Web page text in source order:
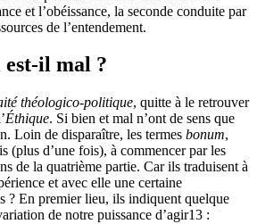
et l’obéissance, la seconde conduite par
de l’entendement.
il mal ?
théologico-politique, quitte à le retrouver
Éthique. Si bien et mal n’ont de sens que
Loin de disparaître, les termes bonum,
(plus d’une fois), à commencer par les
de la quatrième partie. Car ils traduisent à
et avec elle une certaine
? En premier lieu, ils indiquent quelque
de notre puissance d’agir13 :